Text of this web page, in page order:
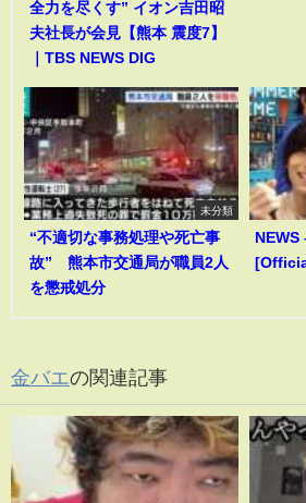
全力を尽くす” イオン吉田昭
夫社長が会見【熊本 震度7】
｜TBS NEWS DIG
未分類
“不適切な事務処理や死亡事
故” 熊本市交通局が職員2人
を懲戒処分
NEWS
金バエの関連記事